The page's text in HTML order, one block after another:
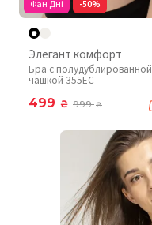
Фан Дні -50%
Элегант комфорт
Бра с полудублированной
чашкой 355EC
499 ₴ 999₴